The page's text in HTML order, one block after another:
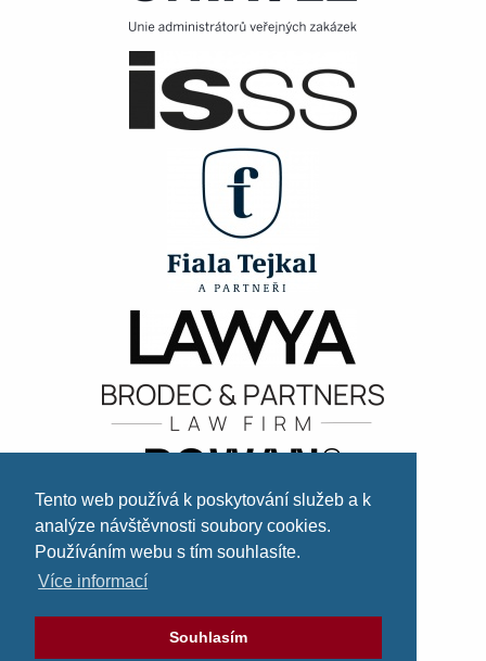
Tento web používá k poskytování služeb a k
analýze návštěvnosti soubory cookies.
Používáním webu s tím souhlasíte.
Více informací
Souhlasím